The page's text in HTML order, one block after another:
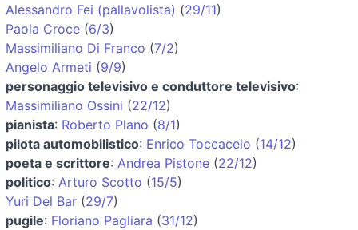
Alessandro Fei (pallavolista) (29/11)
Paola Croce (6/3)
Massimiliano Di Franco (7/2)
Angelo Armeti (9/9)
personaggio televisivo e conduttore televisivo:
Massimiliano Ossini (22/12)
pianista: Roberto Plano (8/1)
pilota automobilistico: Enrico Toccacelo (14/12)
poeta e scrittore: Andrea Pistone (22/12)
politico: Arturo Scotto (15/5)
Yuri Del Bar (29/7)
pugile: Floriano Pagliara (31/12)